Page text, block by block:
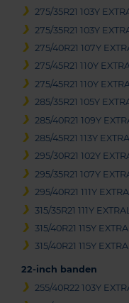
275/35R21 103Y
275/35R21 103Y
275/40R21 107Y
275/45R21 110Y
275/45R21 110Y
285/35R21 105Y
285/40R21 109Y
285/45R21 113Y
295/30R21 102Y
295/35R21 107Y
295/40R21 111Y
315/35R21 111Y
315/40R21 115Y
315/40R21 115Y
22-inch banden
255/40R22 103Y